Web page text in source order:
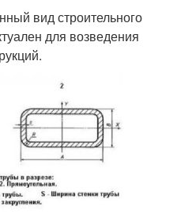
вид строительного
для возведения